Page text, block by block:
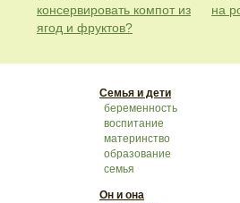
консервировать компот из
ягод и фруктов?
на
Семья и дети
беременность
воспитание
материнство
образование
семья
Он и она